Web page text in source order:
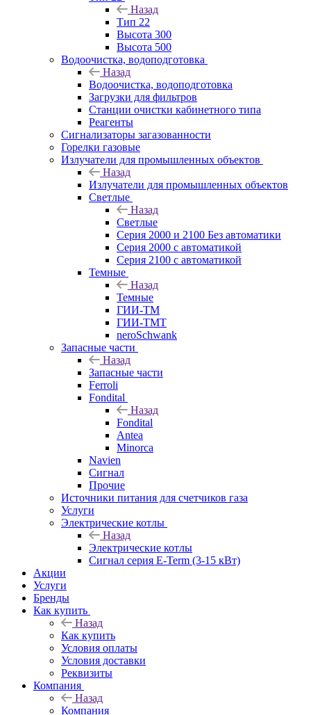
Назад
Тип 22
Высота 300
Высота 500
Водоочистка, водоподготовка
Назад
Водоочистка, водоподготовка
Загрузки для фильтров
Станции очистки кабинетного типа
Реагенты
Сигнализаторы загазованности
Горелки газовые
Излучатели для промышленных объектов
Назад
Излучатели для промышленных объектов
Светлые
Назад
Светлые
Серия 2000 и 2100 Без автоматики
Серия 2000 с автоматикой
Серия 2100 с автоматикой
Темные
Назад
Темные
ГИИ-ТМ
ГИИ-ТМТ
neroSchwank
Запасные части
Назад
Запасные части
Ferroli
Fondital
Назад
Fondital
Antea
Minorca
Navien
Сигнал
Прочие
Источники питания для счетчиков газа
Услуги
Электрические котлы
Назад
Электрические котлы
Сигнал серия E-Term (3-15 кВт)
Акции
Услуги
Бренды
Как купить
Назад
Как купить
Условия оплаты
Условия доставки
Реквизиты
Компания
Назад
Компания